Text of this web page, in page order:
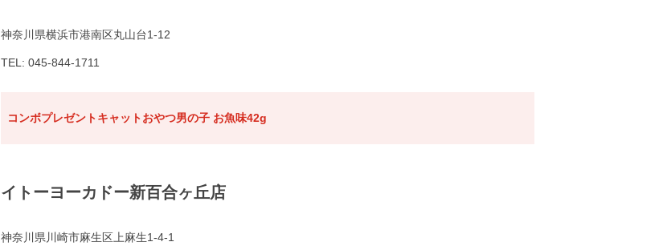
神奈川県横浜市港南区丸山台1-12
TEL: 045-844-1711
コンボプレゼントキャットおやつ男の子 お魚味42g
イトーヨーカドー新百合ヶ丘店
神奈川県川崎市麻生区上麻生1-4-1